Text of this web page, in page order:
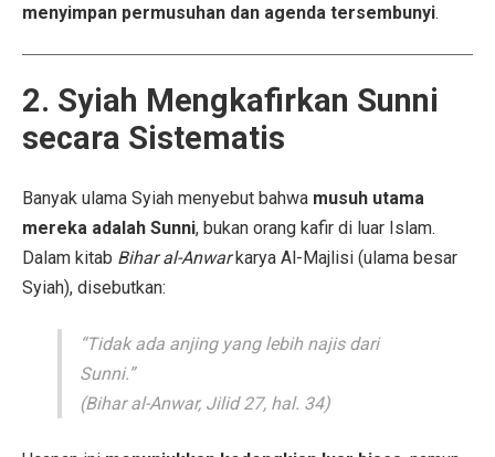
menyimpan permusuhan dan agenda tersembunyi.
2. Syiah Mengkafirkan Sunni
secara Sistematis
Banyak ulama Syiah menyebut bahwa musuh utama
mereka adalah Sunni, bukan orang kafir di luar Islam.
Dalam kitab Bihar al-Anwarkarya Al-Majlisi (ulama besar
Syiah), disebutkan:
“Tidak ada anjing yang lebih najis dari
Sunni.”
(Bihar al-Anwar, Jilid 27, hal. 34)